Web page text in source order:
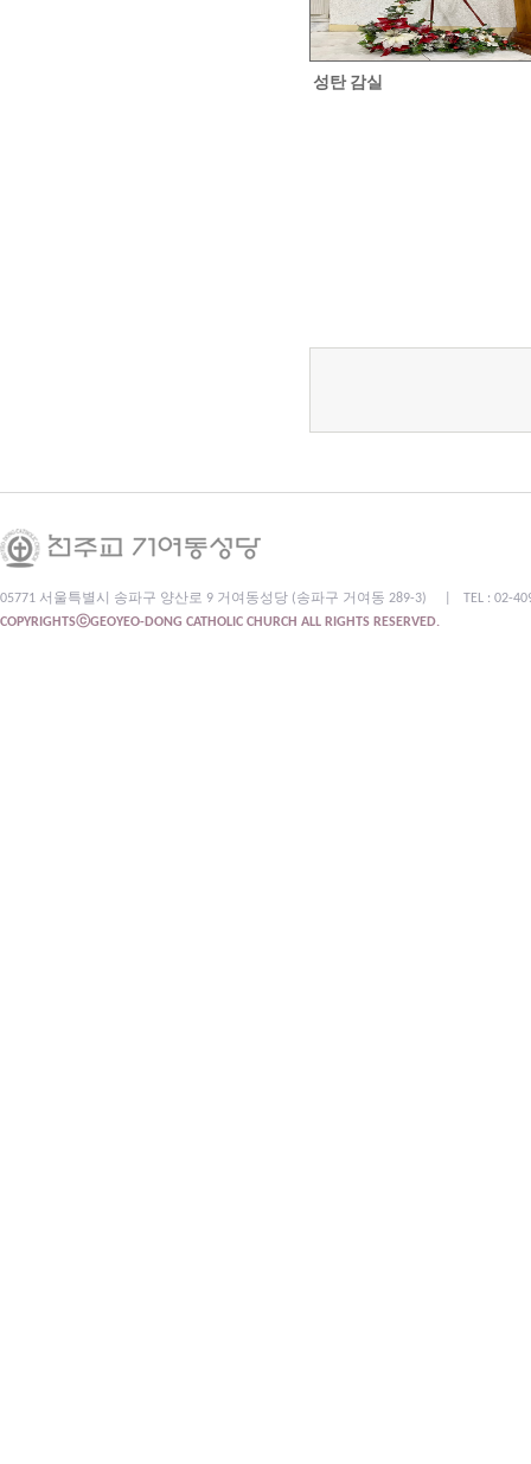
성탄 감실
05771 서울특별시 송파구 양산로 9 거여동성당 (송파구 거여동 289-3)
TEL : 02-
COPYRIGHTSⓒGEOYEO-DONG CATHOLIC CHURCH ALL RIGHTS RESERVED.